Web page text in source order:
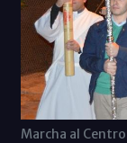
Marcha al Centro